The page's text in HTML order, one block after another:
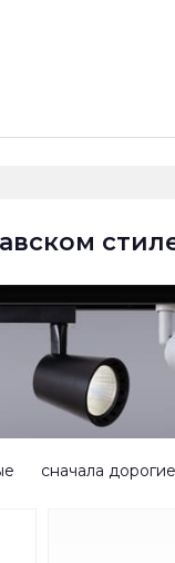
сначала дорогие